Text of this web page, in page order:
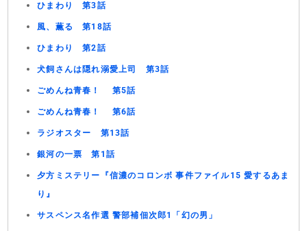
ひまわり 第3話
風、薫る 第18話
ひまわり 第2話
犬飼さんは隠れ溺愛上司 第3話
ごめんね青春！ 第5話
ごめんね青春！ 第6話
ラジオスター 第13話
銀河の一票 第1話
夕方ミステリー『信濃のコロンボ 事件ファイル15 愛するあま
り』
サスペンス名作選 警部補佃次郎1「幻の男」